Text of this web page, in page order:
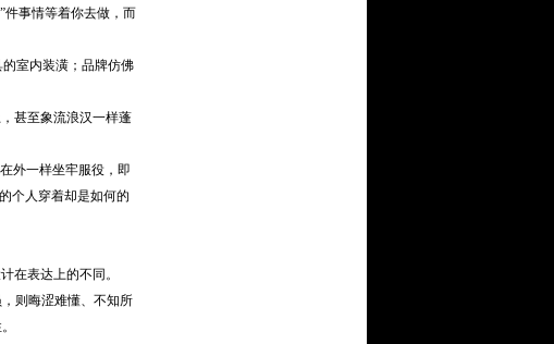
事情等着你去做，而
室内装潢；品牌仿佛
甚至象流浪汉一样蓬
外一样坐牢服役，即
个人穿着却是如何的
在表达上的不同。
则晦涩难懂、不知所